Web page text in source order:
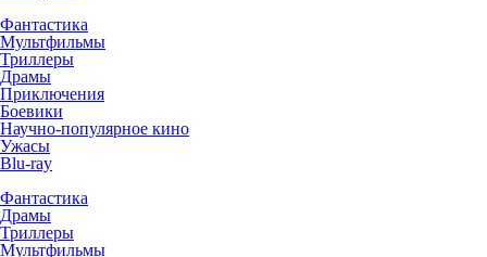
Фантастика
Мультфильмы
Триллеры
Драмы
Приключения
Боевики
Научно-популярное кино
Ужасы
Blu-ray
Фантастика
Драмы
Триллеры
Мультфильмы